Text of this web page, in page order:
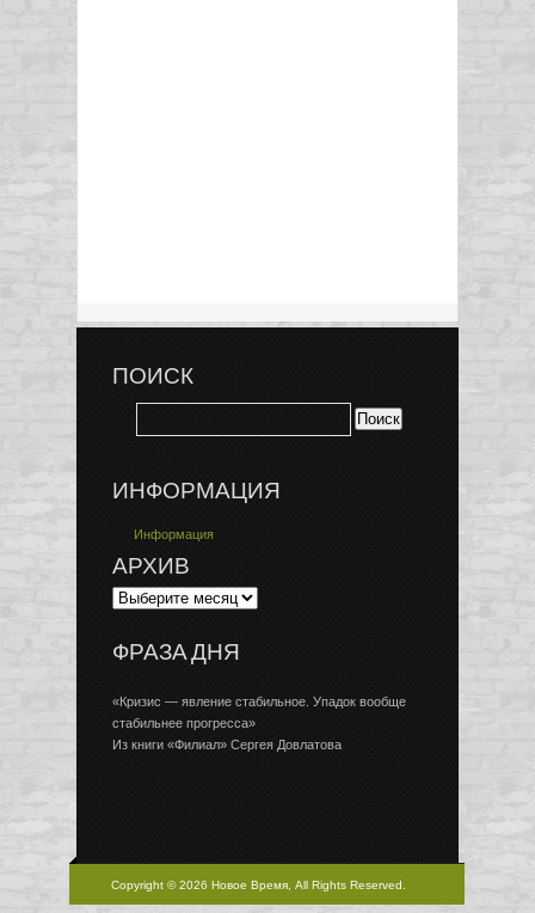
ПОИСК
ИНФОРМАЦИЯ
Информация
АРХИВ
ФРАЗА ДНЯ
«Кризис — явление стабильное. Упадок вообще
стабильнее прогресса»
Из книги «Филиал» Сергея Довлатова
Copyright © 2026 Новое Время, All Rights Reserved.